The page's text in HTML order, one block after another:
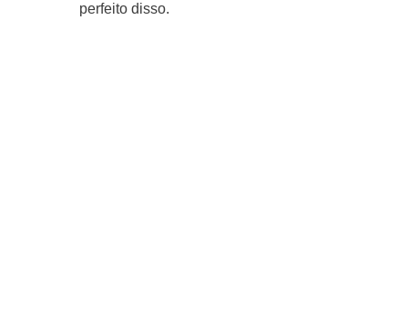
perfeito disso.